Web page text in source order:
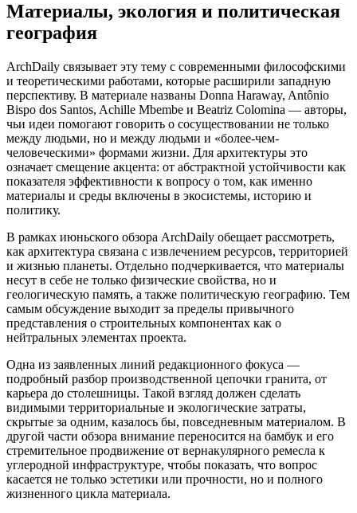
Материалы, экология и политическая
география
ArchDaily связывает эту тему с современными философскими
и теоретическими работами, которые расширили западную
перспективу. В материале названы Donna Haraway, Antônio
Bispo dos Santos, Achille Mbembe и Beatriz Colomina — авторы,
чьи идеи помогают говорить о сосуществовании не только
между людьми, но и между людьми и «более-чем-
человеческими» формами жизни. Для архитектуры это
означает смещение акцента: от абстрактной устойчивости как
показателя эффективности к вопросу о том, как именно
материалы и среды включены в экосистемы, историю и
политику.
В рамках июньского обзора ArchDaily обещает рассмотреть,
как архитектура связана с извлечением ресурсов, территорией
и жизнью планеты. Отдельно подчеркивается, что материалы
несут в себе не только физические свойства, но и
геологическую память, а также политическую географию. Тем
самым обсуждение выходит за пределы привычного
представления о строительных компонентах как о
нейтральных элементах проекта.
Одна из заявленных линий редакционного фокуса —
подробный разбор производственной цепочки гранита, от
карьера до столешницы. Такой взгляд должен сделать
видимыми территориальные и экологические затраты,
скрытые за одним, казалось бы, повседневным материалом. В
другой части обзора внимание переносится на бамбук и его
стремительное продвижение от вернакулярного ремесла к
углеродной инфраструктуре, чтобы показать, что вопрос
касается не только эстетики или прочности, но и полного
жизненного цикла материала.